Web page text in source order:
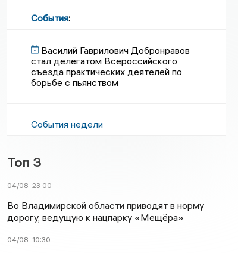
События:
Василий Гаврилович Добронравов
стал делегатом Всероссийского
съезда практических деятелей по
борьбе с пьянством
События недели
Топ 3
04/08 23:00
Во Владимирской области приводят в норму
дорогу, ведущую к нацпарку «Мещёра»
04/08 10:30